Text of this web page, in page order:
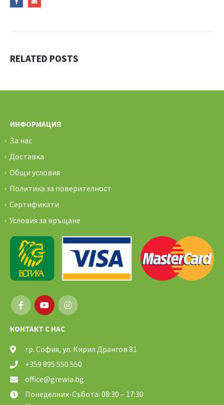
RELATED POSTS
ИНФОРМАЦИЯ
За нас
Доставка
Общи условия
Политика за поверителност
Сертификати
Условия за връщане
КОНТАКТ С НАС
гр. София, ул. Кирил Дрангов 81
+359 895 550 550
office@grewia.bg
Понеделник-Събота: 08:30 – 17:30